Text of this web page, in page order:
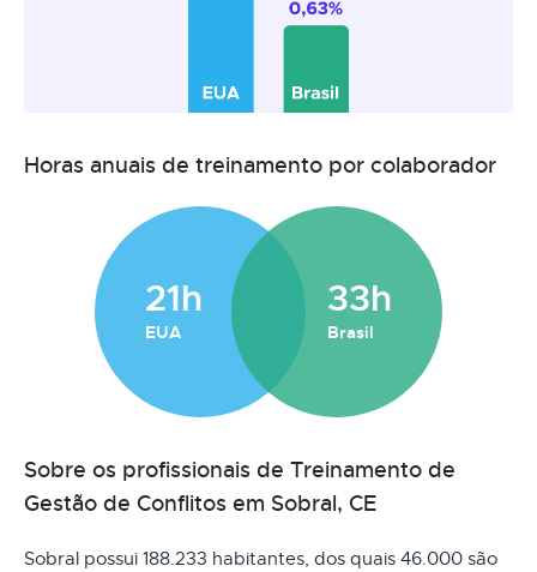
Horas anuais de treinamento por colaborador
21h
EUA
33h
Brasil
Sobre os profissionais de Treinamento de
Gestão de Conflitos em Sobral, CE
Sobral possui 188.233 habitantes, dos quais 46.000 são